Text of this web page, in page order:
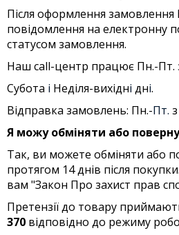
Після оформлення
повідомлення на електронну
статусом замовлення.
Наш call-центр працює Пн.-Пт.
Субота і Неділя-вихідні дні.
Відправка замовлень: Пн.-Пт.
Я можу обміняти або
Так, ви можете обміняти або
протягом 14 днів після
вам "Закон Про захист прав
Претензії до товару
370 відповідно до режиму